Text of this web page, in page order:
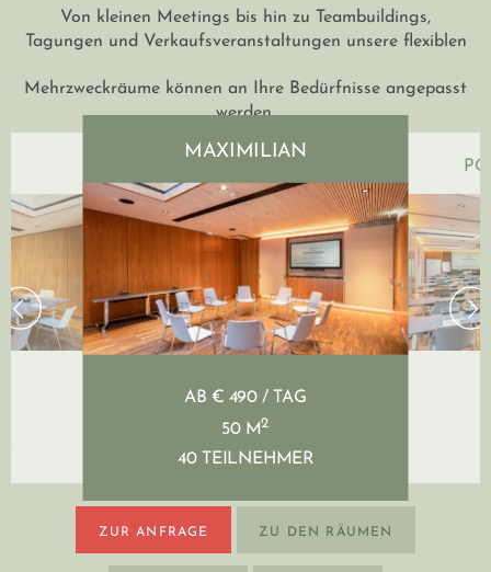
Von kleinen Meetings bis hin zu Teambuildings,
Tagungen und Verkaufsveranstaltungen unsere flexiblen
Mehrzweckräume können an Ihre Bedürfnisse angepasst
werden.
MAXIMILIAN
AB € 490 / TAG
50 M2
40 TEILNEHMER
ZUR ANFRAGE ZU DEN RÄUMEN